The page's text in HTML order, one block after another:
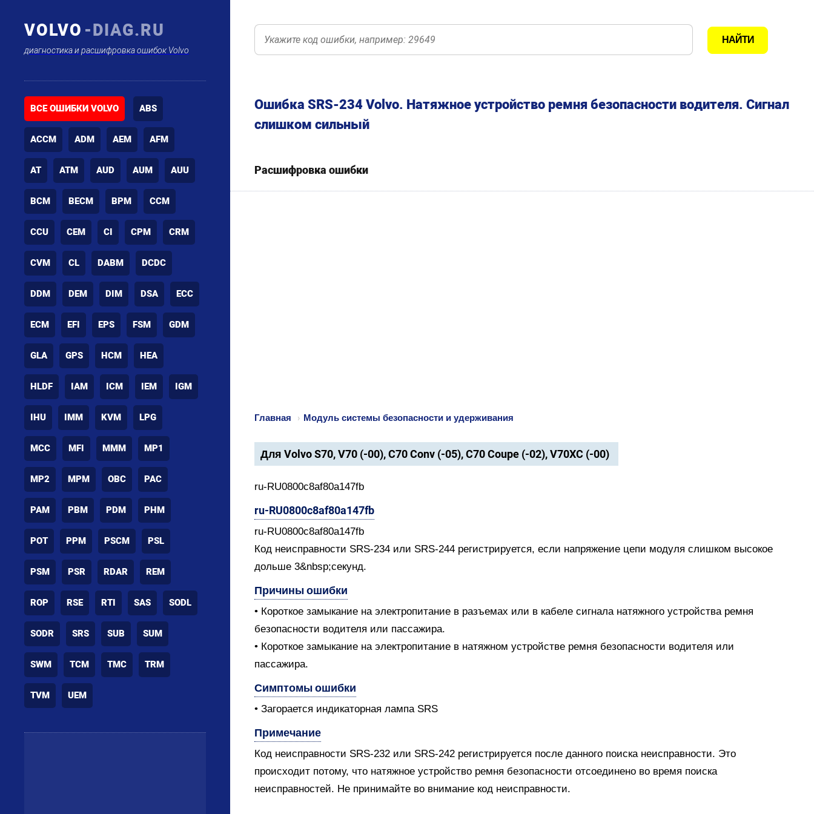
VOLVO -DIAG.RU
диагностика и расшифровка ошибок Volvo
ВСЕ ОШИБКИ VOLVO ABS
ACCM ADM AEM AFM
AT ATM AUD AUM AUU
BCM BECM BPM CCM
CCU CEM CI CPM CRM
CVM CL DABM DCDC
DDM DEM DIM DSA ECC
ECM EFI EPS FSM GDM
GLA GPS HCM HEA
HLDF IAM ICM IEM IGM
IHU IMM KVM LPG
MCC MFI MMM MP1
MP2 MPM OBC PAC
PAM PBM PDM PHM
POT PPM PSCM PSL
PSM PSR RDAR REM
ROP RSE RTI SAS SODL
SODR SRS SUB SUM
SWM TCM TMC TRM
TVM UEM
Ошибка SRS-234 Volvo. Натяжное устройство ремня безопасности водителя. Сигнал
слишком сильный
Расшифровка ошибки
Главная › Модуль системы безопасности и удерживания
Для Volvo S70, V70 (-00), C70 Conv (-05), C70 Coupe (-02), V70XC (-00)
ru-RU0800c8af80a147fb
ru-RU0800c8af80a147fb
ru-RU0800c8af80a147fb
Код неисправности SRS-234 или SRS-244 регистрируется, если напряжение цепи модуля слишком высокое
дольше 3&nbsp;секунд.
Причины ошибки
• Короткое замыкание на электропитание в разъемах или в кабеле сигнала натяжного устройства ремня
безопасности водителя или пассажира.
• Короткое замыкание на электропитание в натяжном устройстве ремня безопасности водителя или
пассажира.
Симптомы ошибки
• Загорается индикаторная лампа SRS
Примечание
Код неисправности SRS-232 или SRS-242 регистрируется после данного поиска неисправности. Это
происходит потому, что натяжное устройство ремня безопасности отсоединено во время поиска
неисправностей. Не принимайте во внимание код неисправности.